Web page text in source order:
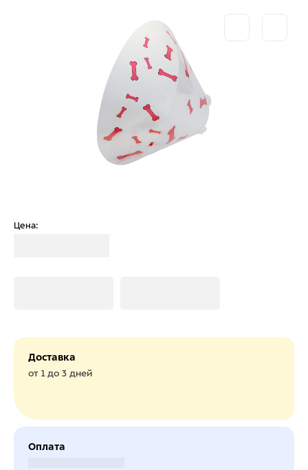
Цена:
Доставка
от 1 до 3 дней
Оплата